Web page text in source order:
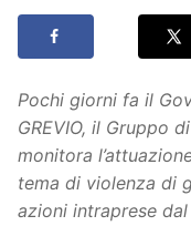
Pochi giorni fa il
GREVIO, il Gruppo
monitora
tema di violenza di
azioni intraprese